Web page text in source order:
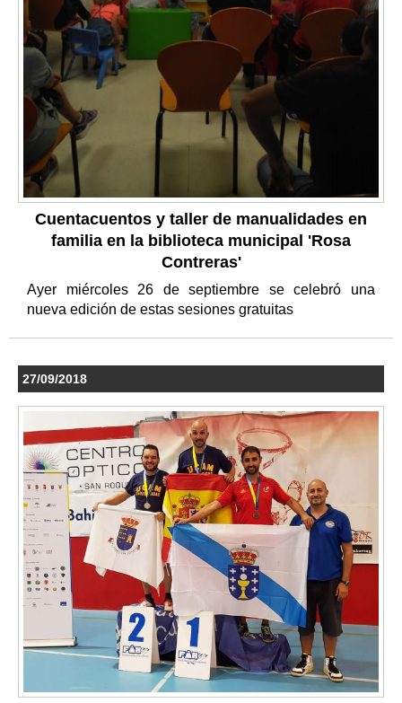
Cuentacuentos y taller de manualidades en
familia en la biblioteca municipal 'Rosa
Contreras'
Ayer miércoles 26 de septiembre se celebró una
nueva edición de estas sesiones gratuitas
27/09/2018